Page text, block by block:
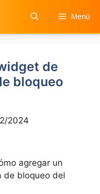
Menú
de
bloqueo
2024
agregar un
de bloqueo del